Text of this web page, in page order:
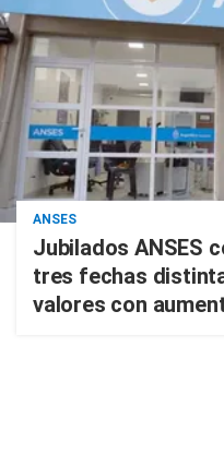
ANSES
Jubilados ANSES
tres fechas
valores con